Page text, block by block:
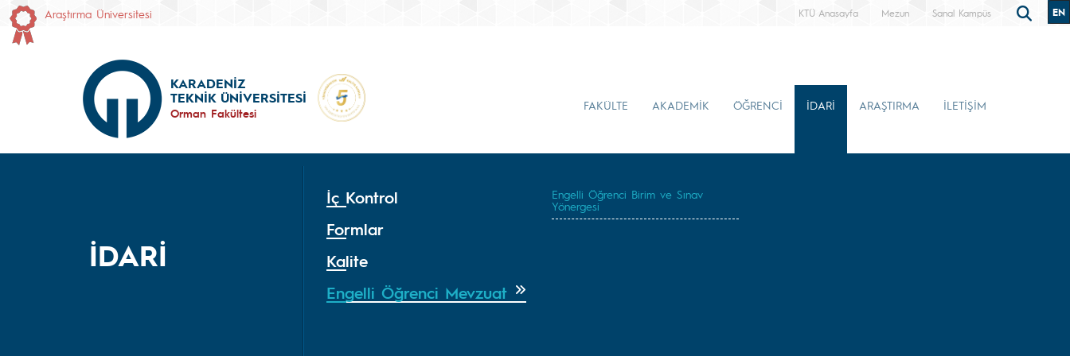
Araştırma Üniversitesi KTÜ Anasayfa Mezun Sanal Kampüs EN
KARADENİZ
TEKNİK ÜNİVERSİTESİ
Orman Fakültesi
FAKÜLTE AKADEMİK ÖĞRENCİ İDARİ ARAŞTIRMA İLETİŞİM
İDARİ
İç Kontrol
Formlar
Kalite
Engelli Öğrenci Mevzuat
Engelli Öğrenci Birim ve Sınav
Yönergesi